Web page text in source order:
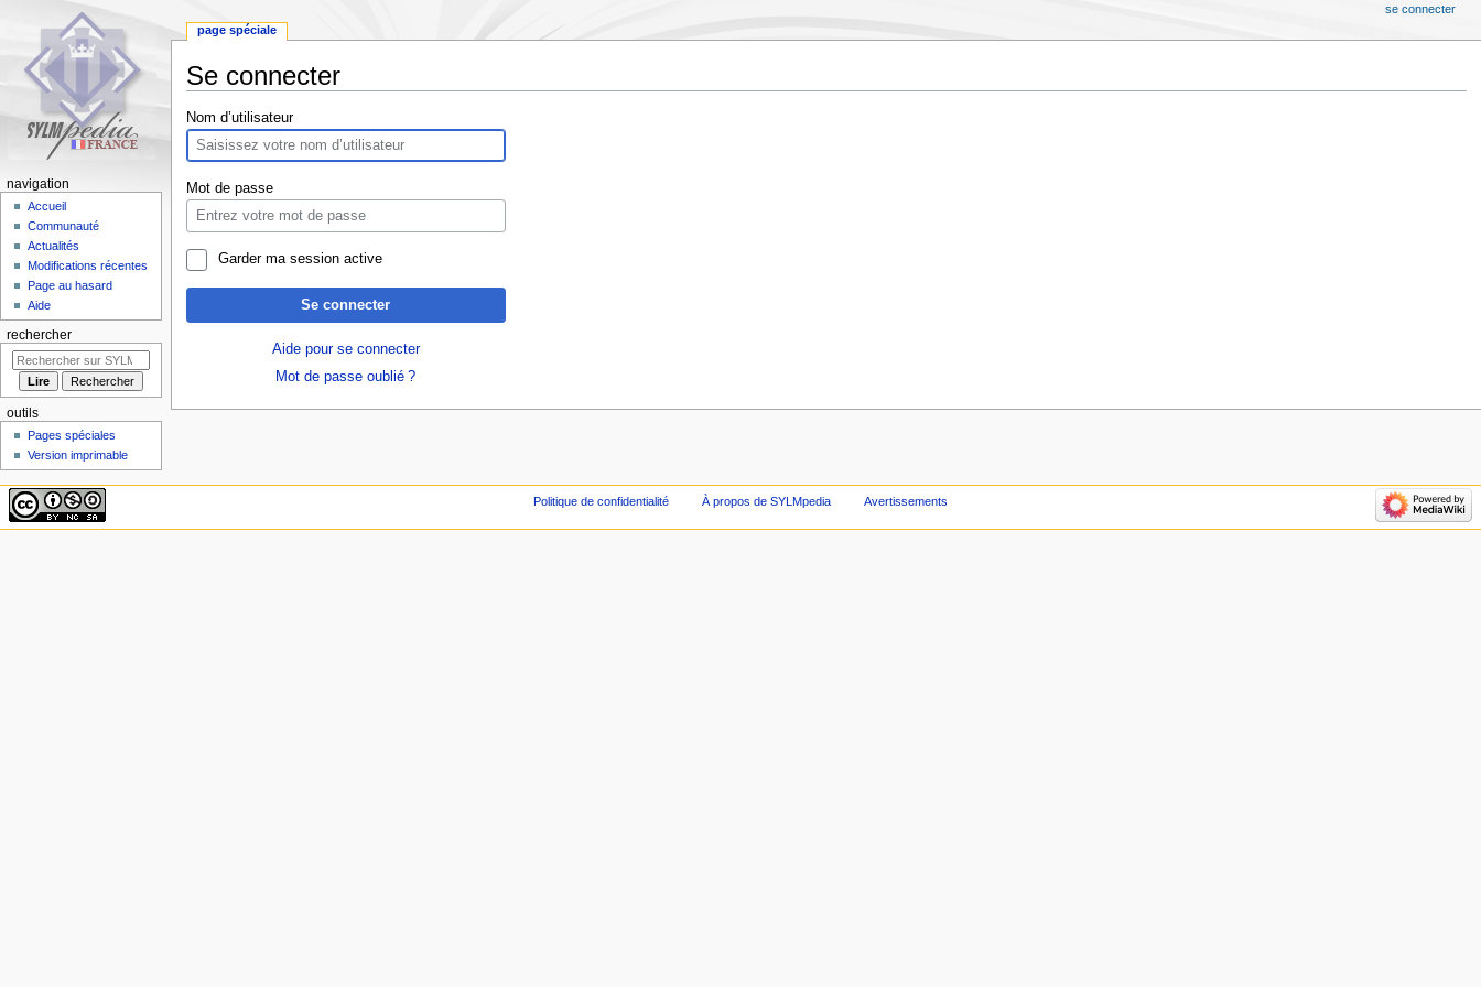
Se connecter
Aller
à
la
navigation
Aller
à
la
recherche
Nom d’utilisateur
Mot de passe
Garder ma session active
Se connecter
Aide pour se connecter
Mot de passe oublié ?
page spéciale
se connecter
navigation
Accueil
Communauté
Actualités
Modifications récentes
Page au hasard
Aide
rechercher
outils
Pages spéciales
Version imprimable
Politique de confidentialité À propos de SYLMpedia Avertissements